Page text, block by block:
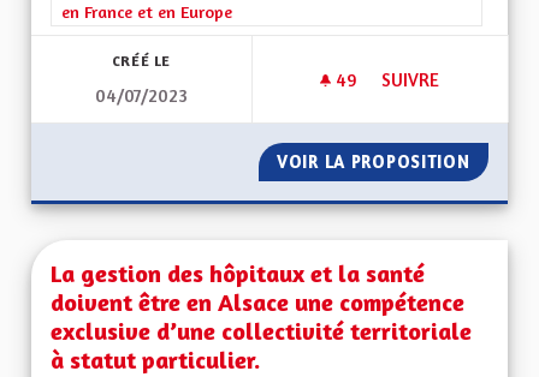
en France et en Europe
CRÉÉ LE
04/07/2023
49 49 ABONNÉS
SUIVRE
VOIR LA PROPOSITION D'
La gestion des hôpitaux et la santé
doivent être en Alsace une compétence
exclusive d’une collectivité territoriale
à statut particulier.